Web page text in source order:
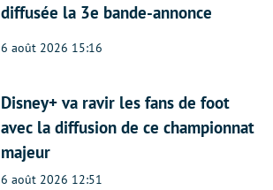
diffusée la 3e bande-annonce
6 août 2026 15:16
Disney+ va ravir les fans de foot
avec la diffusion de ce championnat
majeur
6 août 2026 12:51